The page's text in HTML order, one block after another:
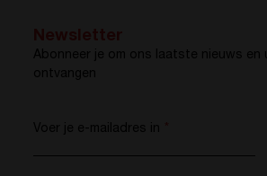
Abonneer je om ons laatste nieuws en
ontvangen
Voer je e-mailadres in